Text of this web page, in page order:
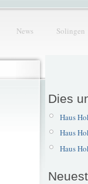
News Solingen
Dies
Haus
Haus
Haus